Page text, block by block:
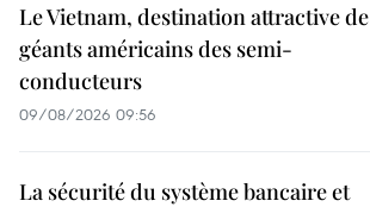
Le Vietnam, destination attractive de
géants américains des semi-
conducteurs
09/08/2026 09:56
La sécurité du système bancaire et